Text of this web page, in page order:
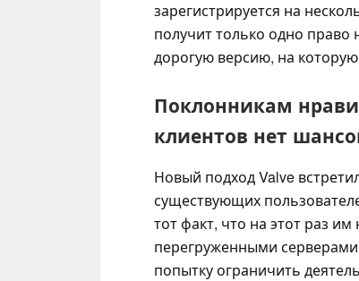
зарегистрируется на
получит только одно
дорогую версию, на
Поклонникам
клиентов нет
Новый подход Valve
существующих
тот факт, что на этот раз
перегруженными
попытку ограничить